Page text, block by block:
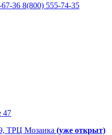
36 8(800) 555-74-35
47
ТРЦ Мозаика (уже открыт)